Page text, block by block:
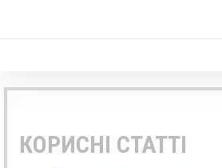
собранный аппарат. Рекомендуем
КОРИСНІ СТАТТІ